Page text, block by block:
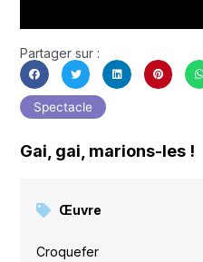
Partager sur :
Spectacle
Gai, gai, marions-les !
Œuvre
Croquefer